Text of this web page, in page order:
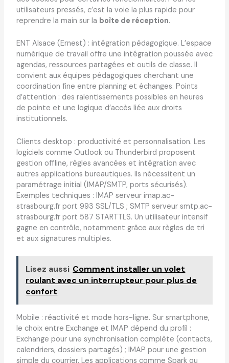
utilisateurs pressés, c’est la voie la plus rapide pour
reprendre la main sur la boîte de réception.
ENT Alsace (Ernest) : intégration pédagogique. L’espace
numérique de travail offre une intégration poussée avec
agendas, ressources partagées et outils de classe. Il
convient aux équipes pédagogiques cherchant une
coordination fine entre planning et échanges. Points
d’attention : des ralentissements possibles en heures
de pointe et une logique d’accès liée aux droits
institutionnels.
Clients desktop : productivité et personnalisation. Les
logiciels comme Outlook ou Thunderbird proposent
gestion offline, règles avancées et intégration avec
autres applications bureautiques. Ils nécessitent un
paramétrage initial (IMAP/SMTP, ports sécurisés).
Exemples techniques : IMAP serveur imap.ac-
strasbourg.fr port 993 SSL/TLS ; SMTP serveur smtp.ac-
strasbourg.fr port 587 STARTTLS. Un utilisateur intensif
gagne en contrôle, notamment grâce aux règles de tri
et aux signatures multiples.
Lisez aussi Comment installer un volet
roulant avec un interrupteur pour plus de
confort
Mobile : réactivité et mode hors-ligne. Sur smartphone,
le choix entre Exchange et IMAP dépend du profil :
Exchange pour une synchronisation complète (contacts,
calendriers, dossiers partagés) ; IMAP pour une gestion
simple du courrier. Les applications comme Spark ou